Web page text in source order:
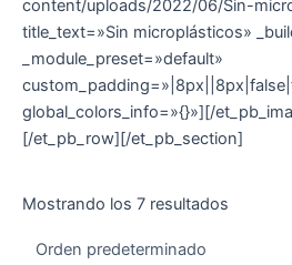
content/uploads/2022/06/Sin-
title_text=»Sin microplásticos»
_module_preset=»default»
global_colors_info=»{}»][/
[/et_pb_row][/et_pb_section]
Mostrando los 7 resultados